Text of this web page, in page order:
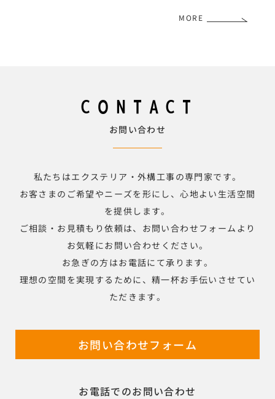
MORE
CONTACT
お問い合わせ
私たちはエクステリア・外構工事の専門家です。
お客さまのご希望やニーズを形にし、心地よい生活空間
を提供します。
ご相談・お見積もり依頼は、お問い合わせフォームより
お気軽にお問い合わせください。
お急ぎの方はお電話にて承ります。
理想の空間を実現するために、精一杯お手伝いさせてい
ただきます。
お問い合わせフォーム
お電話でのお問い合わせ